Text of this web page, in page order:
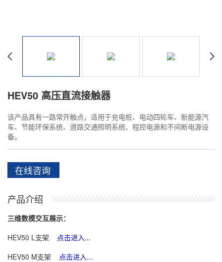
HEV50 高压直流接触器
该产品具有一路常开触点，适用于充电桩、电动四轮车、新能源汽
车、节能环保系统、道路交通照明系统、程控电源和不间断电源设
备。
在线咨询
产品介绍
三维数模交互展示：
HEV50 L支架 点击进入...
HEV50 M支架 点击进入...